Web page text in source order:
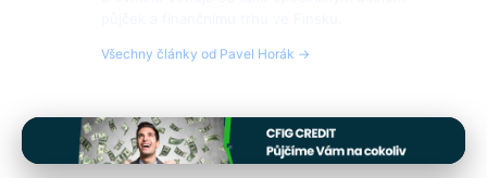
Všechny články od Pavel Horák →